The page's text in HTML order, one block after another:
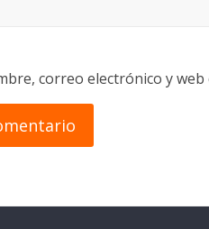
correo electrónico y